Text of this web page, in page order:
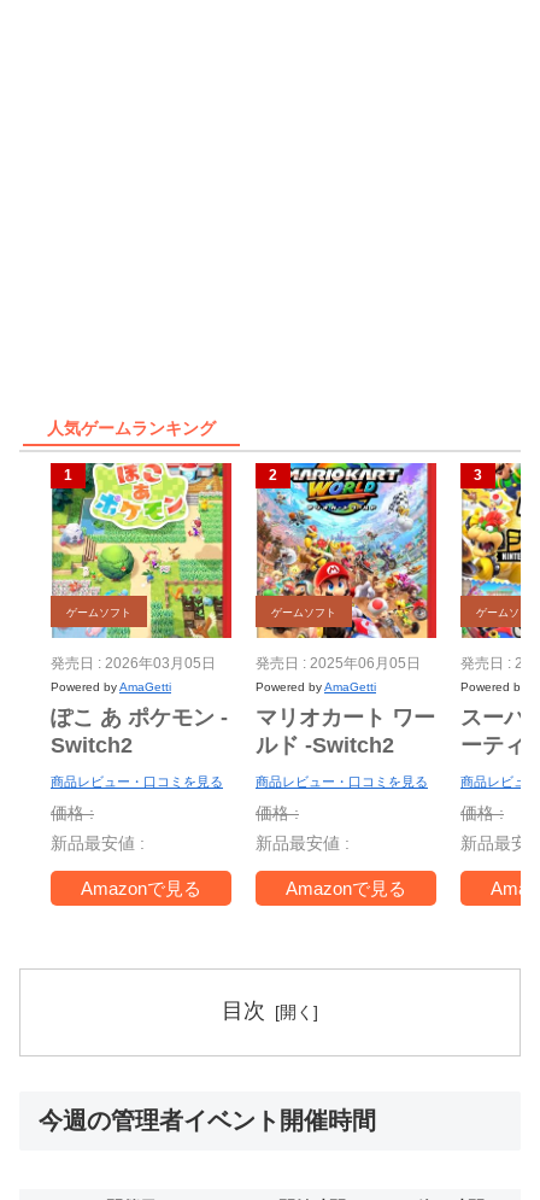
人気ゲームランキング
ゲームソフト
発売日 : 2026年03月05日
Powered byAmaGetti
ぽこ あ ポケモン -
Switch2
商品レビュー・口コミを見る
価格 :
新品最安値 :
Amazonで見る
ゲームソフト
発売日 : 2025年06月05日
Powered byAmaGetti
マリオカート ワー
ルド -Switch2
商品レビュー・口コミを見る
価格 :
新品最安値 :
Amazonで見る
ゲームソフト
発売日 :
Powered by
スーパ
ーティ
ー
Switch
＋ ジャ
TV -
商品レビュ
価格 :
新品最安
目次
今週の管理者イベント開催時間